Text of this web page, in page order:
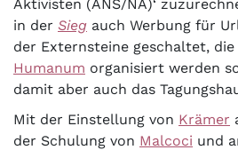
Aktivisten (ANS/NA)‘
in der Sieg auch Werbung für
der Externsteine geschaltet,
Humanum organisiert werden
damit aber auch das
Mit der Einstellung von Krämer
der Schulung von Malcoci und